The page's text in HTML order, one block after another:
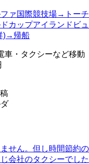
ァ国際競技場→トーチ
カップアイランドビュ
)→帰船
車・タクシーなど移動
せん。但し時間節約の
会社のタクシーでした